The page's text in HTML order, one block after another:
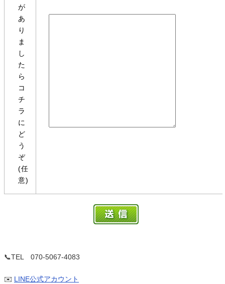
が
あ
り
ま
し
た
ら
コ
チ
ラ
に
ど
う
ぞ
(任
意)
📞TEL 070-5067-4083
✉️ LINE公式アカウント